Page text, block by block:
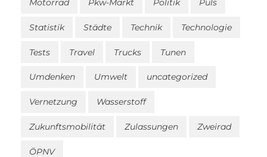
Motorrad Pkw-Markt Politik Puls
Statistik Städte Technik Technologie
Tests Travel Trucks Tunen
Umdenken Umwelt uncategorized
Vernetzung Wasserstoff
Zukunftsmobilität Zulassungen Zweirad
ÖPNV